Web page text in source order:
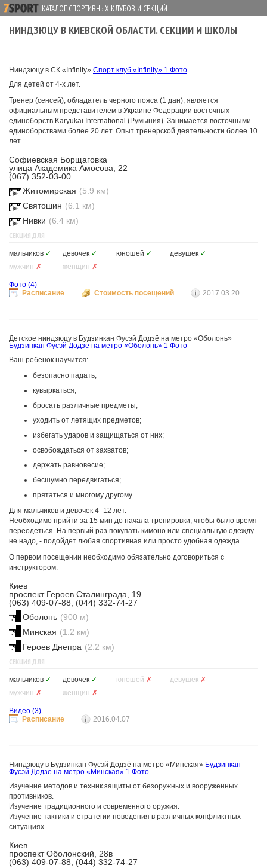
КАТАЛОГ СПОРТИВНЫХ КЛУБОВ И СЕКЦИЙ
НИНДЗЮЦУ В КИЕВСКОЙ ОБЛАСТИ. СЕКЦИИ И ШКОЛЫ
Ниндзюцу в СК «Infinity» Спорт клуб «Infinity» 1 Фото
Для детей от 4-х лет.
Тренер (сенсей), обладатель черного пояса (1 дан), является
официальным представителем в Украине Федерации восточных
единоборств Karyukai International (Румыния). Занимается восточными
единоборствами более 20 лет. Опыт тренерской деятельности более 10
лет.
Софиевская Борщаговка
улица Академика Амосова, 22
(067) 352-03-00
Житомирская (5.9 км)
Святошин (6.1 км)
Нивки (6.4 км)
СЕКЦИЯ ДЛЯ
мальчиков ✓ девочек ✓ юношей ✓ девушек ✓
мужчин ✗ женщин ✗
Фото (4)
Расписание
Стоимость посещений 2017.03.20
Детское ниндзюцу в Будзинкан Фусэй Додзё на метро «Оболонь»
Будзинкан Фусэй Додзё на метро «Оболонь» 1 Фото
Ваш ребенок научится:
безопасно падать;
кувыркаться;
бросать различные предметы;
уходить от летящих предметов;
избегать ударов и защищаться от них;
освобождаться от захватов;
держать равновесие;
бесшумно передвигаться;
прятаться и многому другому.
Для мальчиков и девочек 4 -12 лет.
Необходимо прийти за 15 мин до начала тренировки, чтобы было время
переодеться. На первый раз покупать кимоно или специальную одежду
не надо, - подойдет любая спортивная или просто удобная одежда.
О первом посещении необходимо обязательно договориться c
инструктором.
Киев
проспект Героев Сталинграда, 19
(063) 409-07-88, (044) 332-74-27
Оболонь (900 м)
Минская (1.2 км)
Героев Днепра (2.2 км)
СЕКЦИЯ ДЛЯ
мальчиков ✓ девочек ✓ юношей ✗ девушек ✗
мужчин ✗ женщин ✗
Видео (3)
Расписание
2016.04.07
Ниндзюцу в Будзинкан Фусэй Додзё на метро «Минская» Будзинкан
Фусэй Додзё на метро «Минская» 1 Фото
Изучение методов и техник защиты от безоружных и вооруженных
противников.
Изучение традиционного и современного оружия.
Изучение тактики и стратегии поведения в различных конфликтных
ситуациях.
Киев
проспект Оболонский, 28в
(063) 409-07-88, (044) 332-74-27